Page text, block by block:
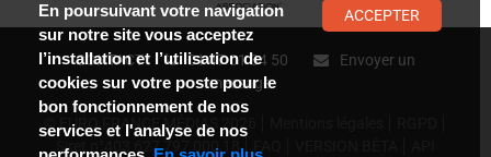
CONTACT : 01 47 01 34 50
Envoyer un
message
© EURO FRANCE MÉDIAS 2026
Siret n°403 627 797 000 18
En poursuivant votre navigation
sur notre site vous acceptez
l’installation et l’utilisation de
cookies sur votre poste pour le
bon fonctionnement de nos
services et l'analyse de nos
ACCEPTER